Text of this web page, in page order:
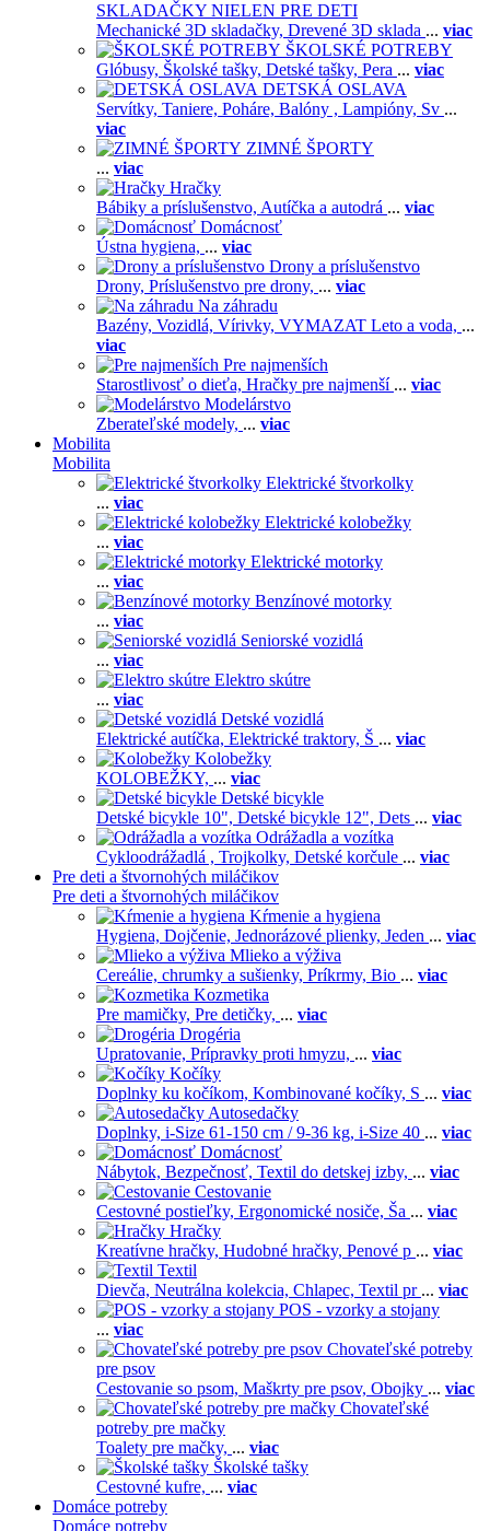
SKLADAČKY NIELEN PRE DETI
Mechanické 3D skladačky, Drevené 3D sklada ... viac
ŠKOLSKÉ POTREBY
Glóbusy, Školské tašky, Detské tašky, Pera ... viac
DETSKÁ OSLAVA
Servítky, Taniere, Poháre, Balóny , Lampióny, Sv ...
viac
ZIMNÉ ŠPORTY
... viac
Hračky
Bábiky a príslušenstvo, Autíčka a autodrá ... viac
Domácnosť
Ústna hygiena, ... viac
Drony a príslušenstvo
Drony, Príslušenstvo pre drony, ... viac
Na záhradu
Bazény, Vozidlá, Vírivky, VYMAZAT Leto a voda, ...
viac
Pre najmenších
Starostlivosť o dieťa, Hračky pre najmenší ... viac
Modelárstvo
Zberateľské modely, ... viac
Mobilita
Mobilita
Elektrické štvorkolky
... viac
Elektrické kolobežky
... viac
Elektrické motorky
... viac
Benzínové motorky
... viac
Seniorské vozidlá
... viac
Elektro skútre
... viac
Detské vozidlá
Elektrické autíčka, Elektrické traktory, Š ... viac
Kolobežky
KOLOBEŽKY, ... viac
Detské bicykle
Detské bicykle 10", Detské bicykle 12", Dets ... viac
Odrážadla a vozítka
Cykloodrážadlá , Trojkolky, Detské korčule ... viac
Pre deti a štvornohých miláčikov
Pre deti a štvornohých miláčikov
Kŕmenie a hygiena
Hygiena, Dojčenie, Jednorázové plienky, Jeden ... viac
Mlieko a výživa
Cereálie, chrumky a sušienky, Príkrmy, Bio ... viac
Kozmetika
Pre mamičky, Pre detičky, ... viac
Drogéria
Upratovanie, Prípravky proti hmyzu, ... viac
Kočíky
Doplnky ku kočíkom, Kombinované kočíky, S ... viac
Autosedačky
Doplnky, i-Size 61-150 cm / 9-36 kg, i-Size 40 ... viac
Domácnosť
Nábytok, Bezpečnosť, Textil do detskej izby, ... viac
Cestovanie
Cestovné postieľky, Ergonomické nosiče, Ša ... viac
Hračky
Kreatívne hračky, Hudobné hračky, Penové p ... viac
Textil
Dievča, Neutrálna kolekcia, Chlapec, Textil pr ... viac
POS - vzorky a stojany
... viac
Chovateľské potreby
pre psov
Cestovanie so psom, Maškrty pre psov, Obojky ... viac
Chovateľské
potreby pre mačky
Toalety pre mačky, ... viac
Školské tašky
Cestovné kufre, ... viac
Domáce potreby
Domáce potreby